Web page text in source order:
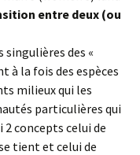
entre deux (ou
singulières des «
à la fois des espèces
milieux qui les
particulières qui
concepts celui de
tient et celui de